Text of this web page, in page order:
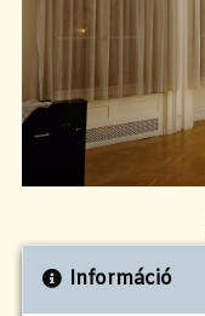
Információ